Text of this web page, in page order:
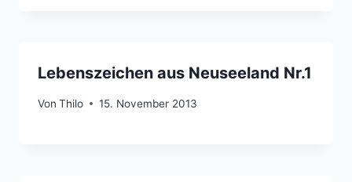
Lebenszeichen aus Neuseeland Nr.1
Von Thilo 15. November 2013